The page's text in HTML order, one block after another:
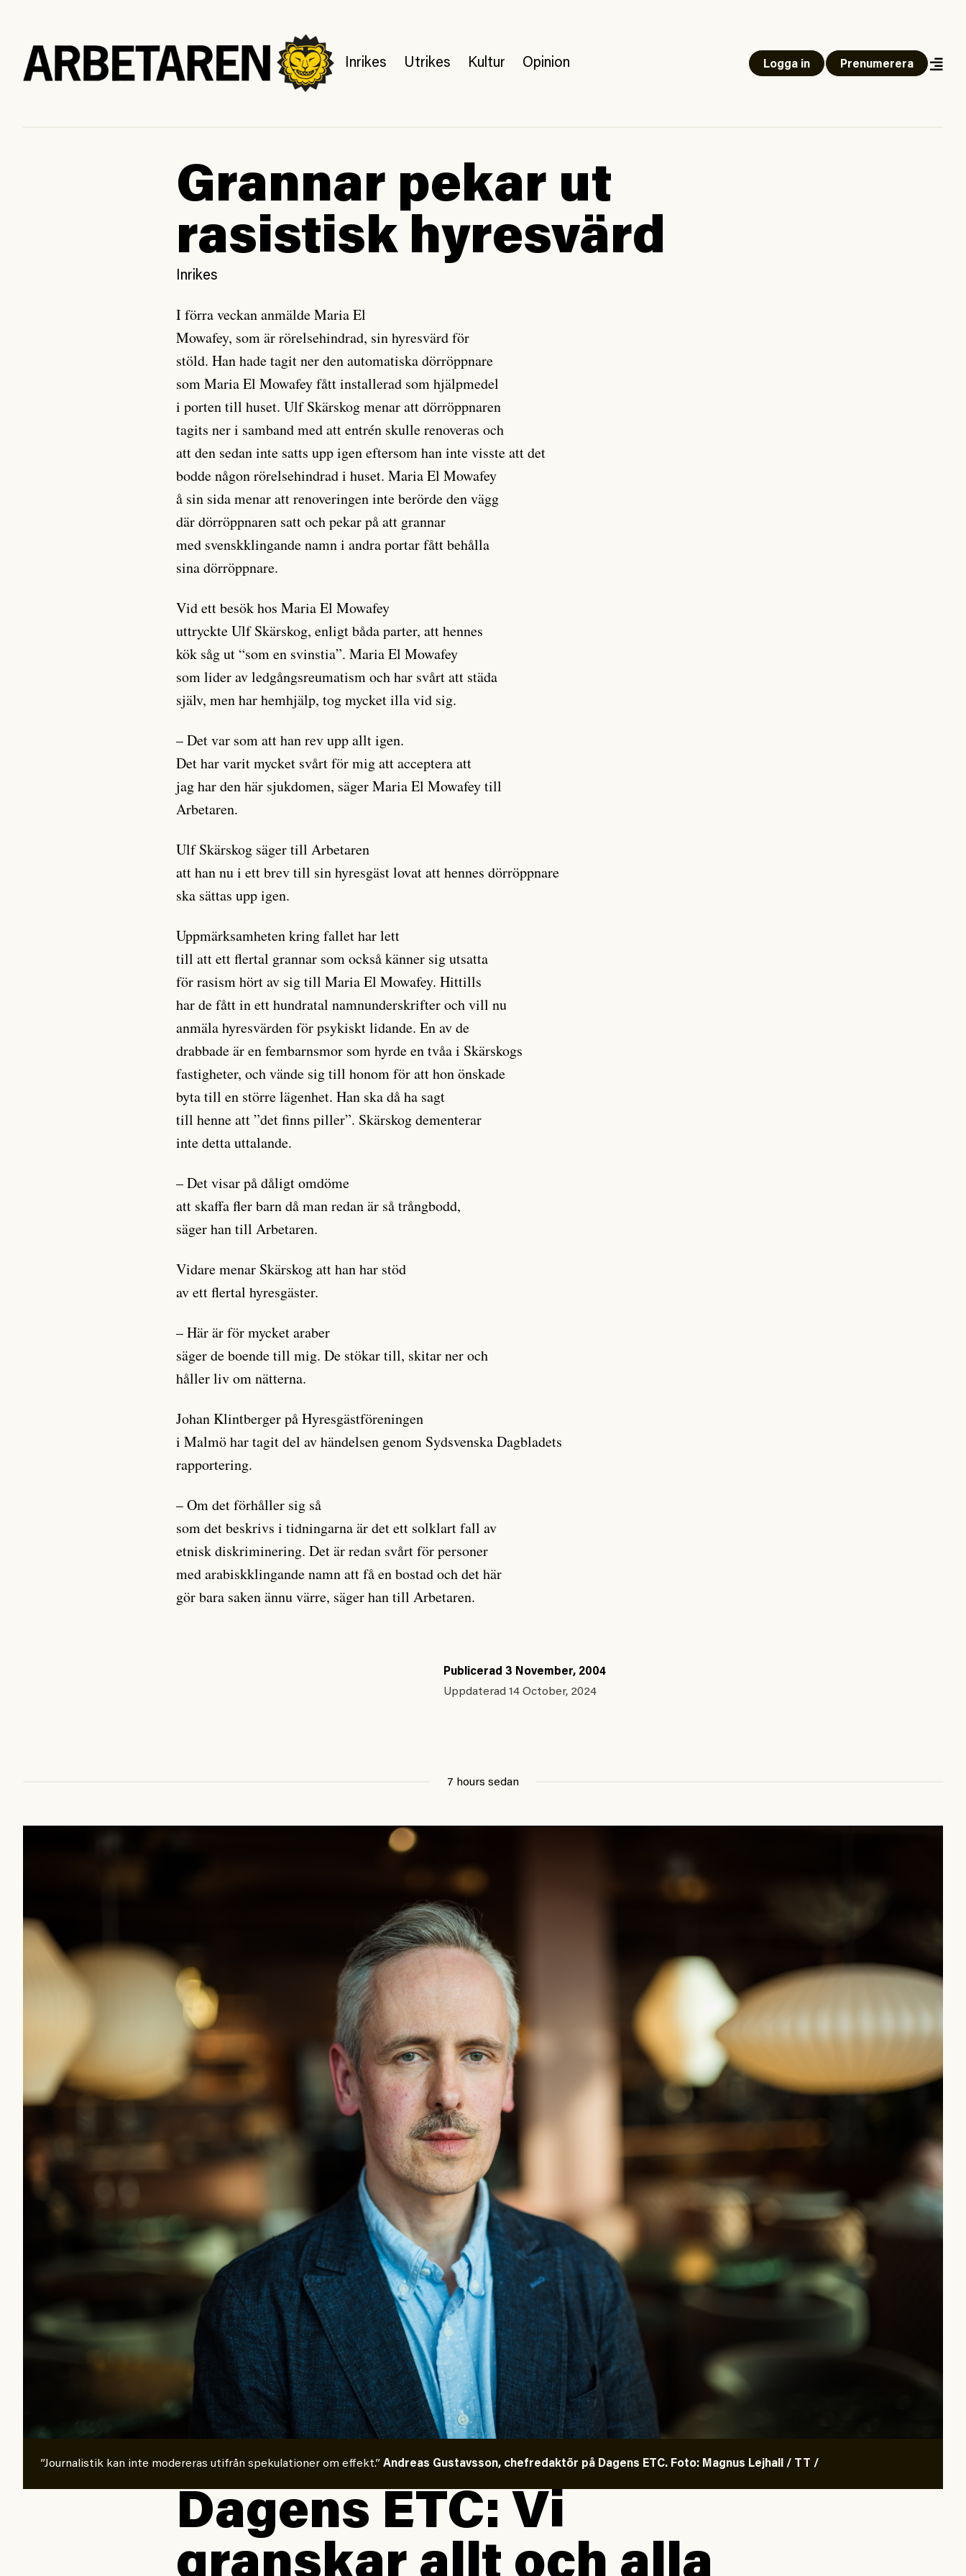
Inrikes Utrikes Kultur Opinion Logga in Prenumerera
Grannar pekar ut
rasistisk hyresvärd
Inrikes
I förra veckan anmälde Maria El
Mowafey, som är rörelsehindrad, sin hyresvärd för
stöld. Han hade tagit ner den automatiska dörröppnare
som Maria El Mowafey fått installerad som hjälpmedel
i porten till huset. Ulf Skärskog menar att dörröppnaren
tagits ner i samband med att entrén skulle renoveras och
att den sedan inte satts upp igen eftersom han inte visste att det
bodde någon rörelsehindrad i huset. Maria El Mowafey
å sin sida menar att renoveringen inte berörde den vägg
där dörröppnaren satt och pekar på att grannar
med svenskklingande namn i andra portar fått behålla
sina dörröppnare.
Vid ett besök hos Maria El Mowafey
uttryckte Ulf Skärskog, enligt båda parter, att hennes
kök såg ut “som en svinstia”. Maria El Mowafey
som lider av ledgångsreumatism och har svårt att städa
själv, men har hemhjälp, tog mycket illa vid sig.
– Det var som att han rev upp allt igen.
Det har varit mycket svårt för mig att acceptera att
jag har den här sjukdomen, säger Maria El Mowafey till
Arbetaren.
Ulf Skärskog säger till Arbetaren
att han nu i ett brev till sin hyresgäst lovat att hennes dörröppnare
ska sättas upp igen.
Uppmärksamheten kring fallet har lett
till att ett flertal grannar som också känner sig utsatta
för rasism hört av sig till Maria El Mowafey. Hittills
har de fått in ett hundratal namnunderskrifter och vill nu
anmäla hyresvärden för psykiskt lidande. En av de
drabbade är en fembarnsmor som hyrde en tvåa i Skärskogs
fastigheter, och vände sig till honom för att hon önskade
byta till en större lägenhet. Han ska då ha sagt
till henne att ”det finns piller”. Skärskog dementerar
inte detta uttalande.
– Det visar på dåligt omdöme
att skaffa fler barn då man redan är så trångbodd,
säger han till Arbetaren.
Vidare menar Skärskog att han har stöd
av ett flertal hyresgäster.
– Här är för mycket araber
säger de boende till mig. De stökar till, skitar ner och
håller liv om nätterna.
Johan Klintberger på Hyresgästföreningen
i Malmö har tagit del av händelsen genom Sydsvenska Dagbladets
rapportering.
– Om det förhåller sig så
som det beskrivs i tidningarna är det ett solklart fall av
etnisk diskriminering. Det är redan svårt för personer
med arabiskklingande namn att få en bostad och det här
gör bara saken ännu värre, säger han till Arbetaren.
Publicerad 3 November, 2004
Uppdaterad 14 October, 2024
7 hours sedan
”Journalistik kan inte modereras utifrån spekulationer om effekt.” Andreas Gustavsson, chefredaktör på Dagens ETC. Foto: Magnus Lejhall / TT /
Dagens ETC: Vi